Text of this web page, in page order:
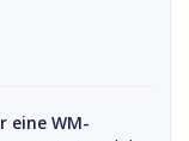
eine WM-